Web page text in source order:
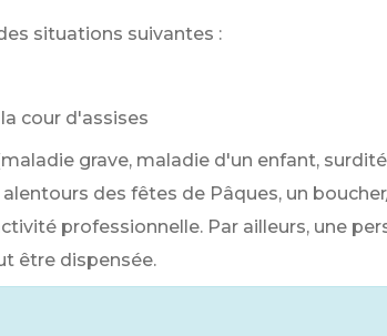
situations suivantes :
cour d'assises
grave, maladie d'un enfant,
des fêtes de Pâques, un
professionnelle. Par ailleurs, une
être dispensée.